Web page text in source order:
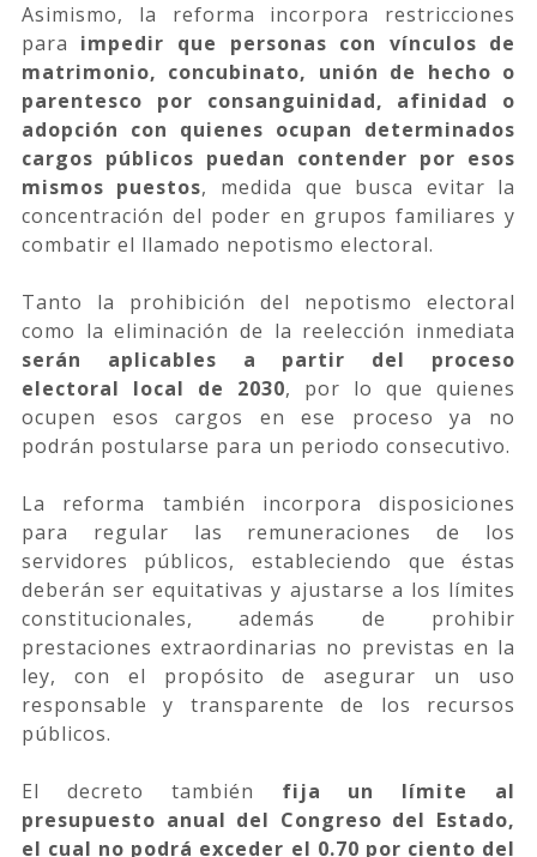
Asimismo, la reforma incorpora restricciones
para impedir que personas con vínculos de
matrimonio, concubinato, unión de hecho o
parentesco por consanguinidad, afinidad o
adopción con quienes ocupan determinados
cargos públicos puedan contender por esos
mismos puestos, medida que busca evitar la
concentración del poder en grupos familiares y
combatir el llamado nepotismo electoral.
Tanto la prohibición del nepotismo electoral
como la eliminación de la reelección inmediata
serán aplicables a partir del proceso
electoral local de 2030, por lo que quienes
ocupen esos cargos en ese proceso ya no
podrán postularse para un periodo consecutivo.
La reforma también incorpora disposiciones
para regular las remuneraciones de los
servidores públicos, estableciendo que éstas
deberán ser equitativas y ajustarse a los límites
constitucionales, además de prohibir
prestaciones extraordinarias no previstas en la
ley, con el propósito de asegurar un uso
responsable y transparente de los recursos
públicos.
El decreto también fija un límite al
presupuesto anual del Congreso del Estado,
el cual no podrá exceder el 0.70 por ciento del